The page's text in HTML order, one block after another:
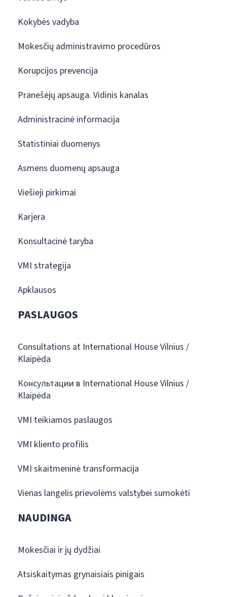
Kokybės vadyba
Mokesčių administravimo procedūros
Korupcijos prevencija
Pranešėjų apsauga. Vidinis kanalas
Administracinė informacija
Statistiniai duomenys
Asmens duomenų apsauga
Viešieji pirkimai
Karjera
Konsultacinė taryba
VMI strategija
Apklausos
PASLAUGOS
Consultations at International House Vilnius /
Klaipėda
Консультации в International House Vilnius /
Klaipėda
VMI teikiamos paslaugos
VMI kliento profilis
VMI skaitmeninė transformacija
Vienas langelis prievolėms valstybei sumokėti
NAUDINGA
Mokesčiai ir jų dydžiai
Atsiskaitymas grynaisiais pinigais